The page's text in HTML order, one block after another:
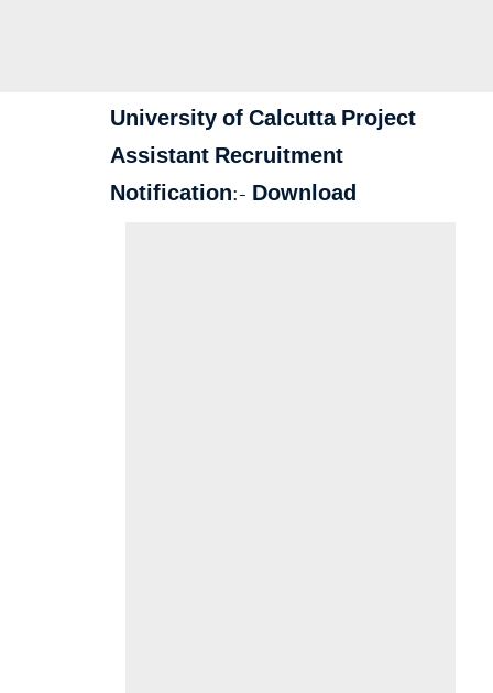
University of Calcutta Project
Assistant Recruitment
Notification:- Download